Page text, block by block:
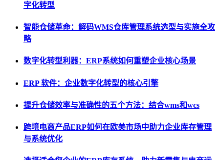
字化转型
智能仓储革命：解码WMS仓库管理系统选型与实施全攻
略
数字化转型利器：ERP系统如何重塑企业核心场景
ERP 软件：企业数字化转型的核心引擎
提升仓储效率与准确性的五个方法：结合wms和wcs
跨境电商产品ERP如何在欧美市场中助力企业库存管理
与系统优化